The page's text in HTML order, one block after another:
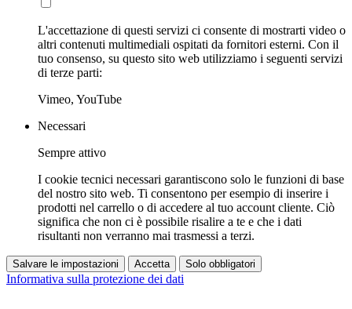
L'accettazione di questi servizi ci consente di mostrarti video o
altri contenuti multimediali ospitati da fornitori esterni. Con il
tuo consenso, su questo sito web utilizziamo i seguenti servizi
di terze parti:
Vimeo, YouTube
Necessari
Sempre attivo
I cookie tecnici necessari garantiscono solo le funzioni di base
del nostro sito web. Ti consentono per esempio di inserire i
prodotti nel carrello o di accedere al tuo account cliente. Ciò
significa che non ci è possibile risalire a te e che i dati
risultanti non verranno mai trasmessi a terzi.
Salvare le impostazioni Accetta Solo obbligatori
Informativa sulla protezione dei dati